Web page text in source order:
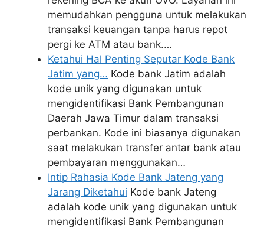
memudahkan pengguna untuk melakukan
transaksi keuangan tanpa harus repot
pergi ke ATM atau bank.…
Ketahui Hal Penting Seputar Kode Bank
Jatim yang… Kode bank Jatim adalah
kode unik yang digunakan untuk
mengidentifikasi Bank Pembangunan
Daerah Jawa Timur dalam transaksi
perbankan. Kode ini biasanya digunakan
saat melakukan transfer antar bank atau
pembayaran menggunakan…
Intip Rahasia Kode Bank Jateng yang
Jarang Diketahui Kode bank Jateng
adalah kode unik yang digunakan untuk
mengidentifikasi Bank Pembangunan